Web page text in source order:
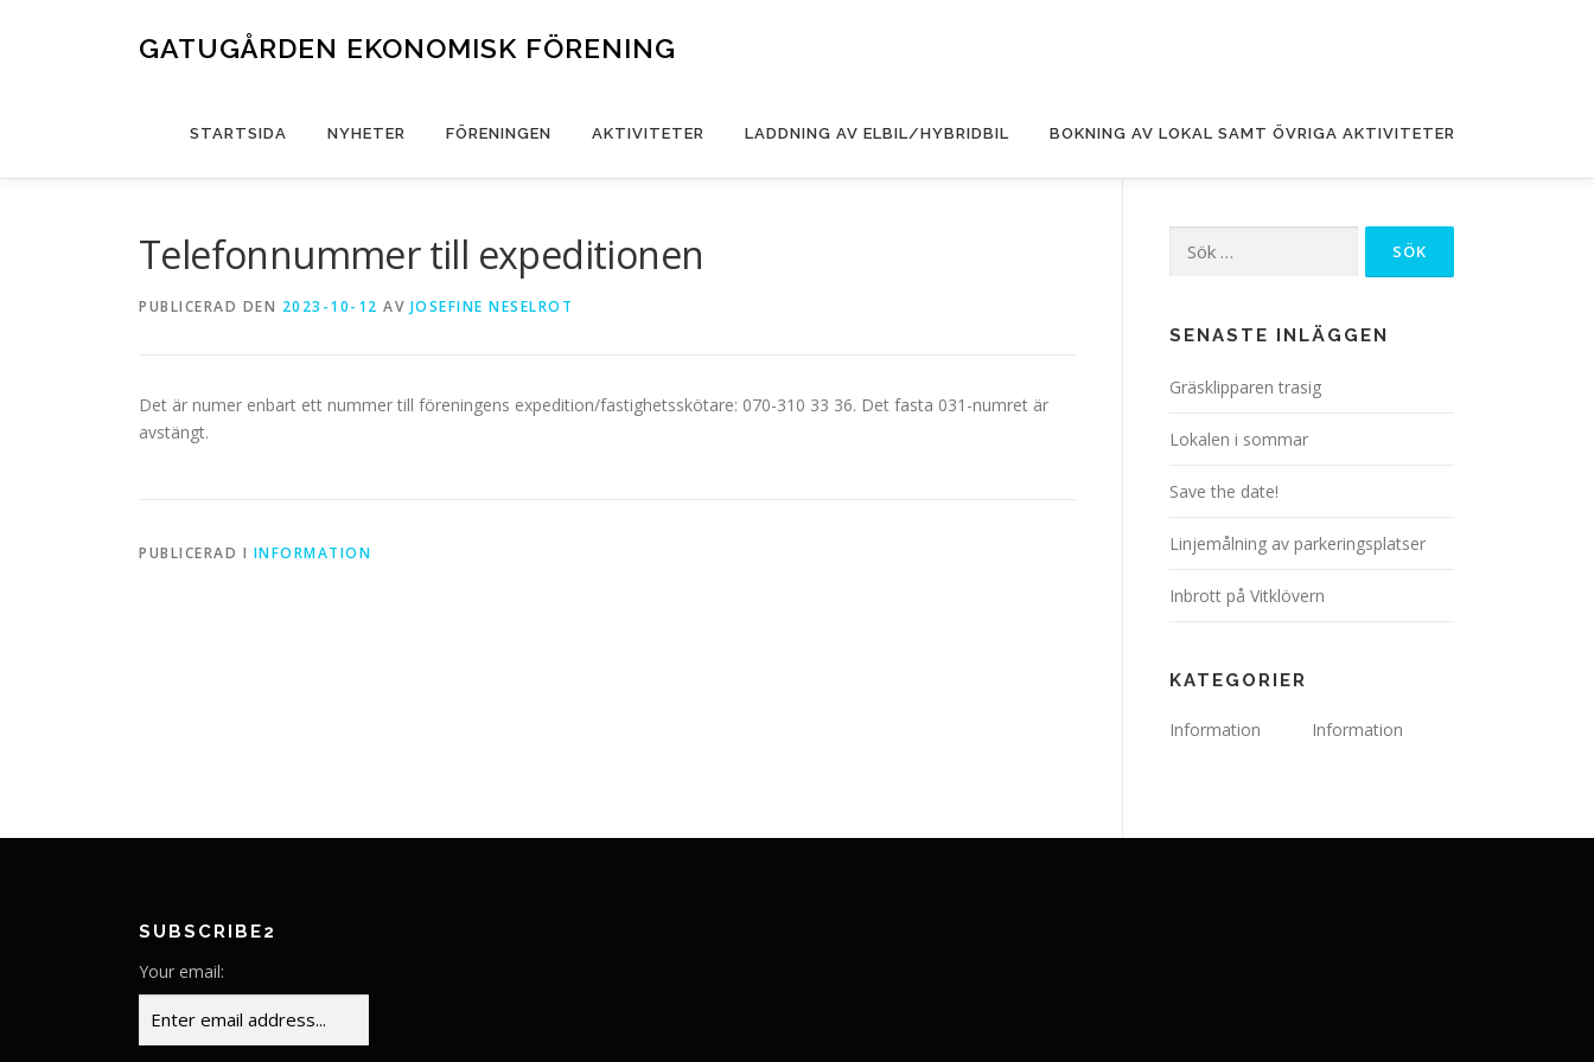
GATUGÅRDEN EKONOMISK FÖRENING
STARTSIDA NYHETER FÖRENINGEN AKTIVITETER LADDNING AV ELBIL/HYBRIDBIL BOKNING AV LOKAL SAMT ÖVRIGA AKTIVITETER
Telefonnummer till expeditionen
PUBLICERAD DEN 2023-10-12 AV JOSEFINE NESELROT
Det är numer enbart ett nummer till föreningens expedition/fastighetsskötare: 070-310 33 36. Det fasta 031-numret är
avstängt.
PUBLICERAD I INFORMATION
efter:
SENASTE INLÄGGEN
Gräsklipparen trasig
Lokalen i sommar
Save the date!
Linjemålning av parkeringsplatser
Inbrott på Vitklövern
KATEGORIER
Information Information
SUBSCRIBE2
Your email: